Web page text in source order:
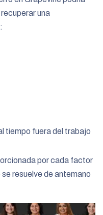
una
tiempo fuera del trabajo
por cada factor
resuelve de antemano